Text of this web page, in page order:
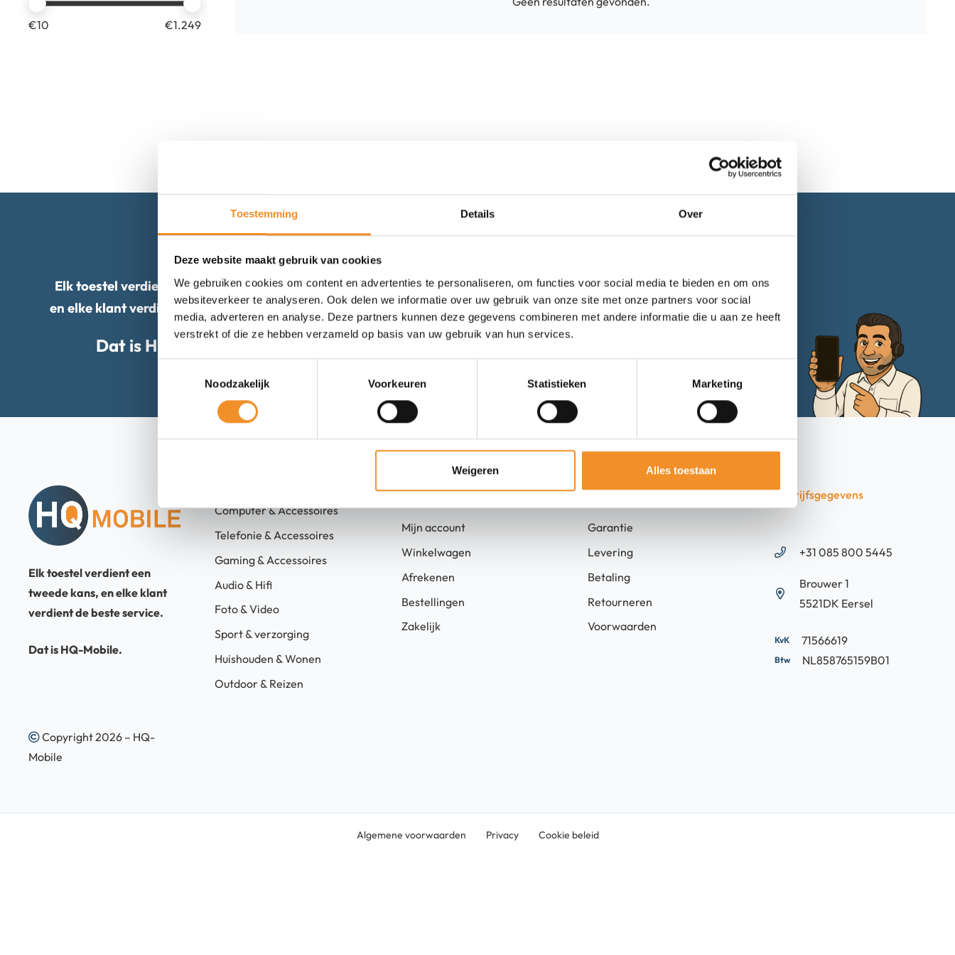
Toestemming Details Over
Deze website maakt gebruik van cookies
We gebruiken cookies om content en advertenties te personaliseren, om functies voor social media te bieden en om ons
websiteverkeer te analyseren. Ook delen we informatie over uw gebruik van onze site met onze partners voor social
media, adverteren en analyse. Deze partners kunnen deze gegevens combineren met andere informatie die u aan ze heeft
verstrekt of die ze hebben verzameld op basis van uw gebruik van hun services.
Noodzakelijk
Voorkeuren Statistieken Marketing
Weigeren Alles toestaan
€10 €1.249
Elk toestel verdient een tweede kans,
en elke klant verdient de beste service.
Dat is HQ-Mobile.
Advies nodig? Bel of mail ons.
Voor retourneren of garantie: mail ons.
Bel met ons
Elk toestel verdient een
tweede kans, en elke klant
verdient de beste service.
Dat is HQ-Mobile.
Copyright 2026 – HQ-
Mobile
Computer & Accessoires
Telefonie & Accessoires
Gaming & Accessoires
Audio & Hifi
Foto & Video
Sport & verzorging
Huishouden & Wonen
Outdoor & Reizen
Winkel
Mijn account
Winkelwagen
Afrekenen
Bestellingen
Zakelijk
Ga snel naar
Garantie
Levering
Betaling
Retourneren
Voorwaarden
Bedrijfsgegevens
+31 085 800 5445
Brouwer 1
5521DK Eersel
71566619
NL858765159B01
Algemene voorwaarden Privacy Cookie beleid